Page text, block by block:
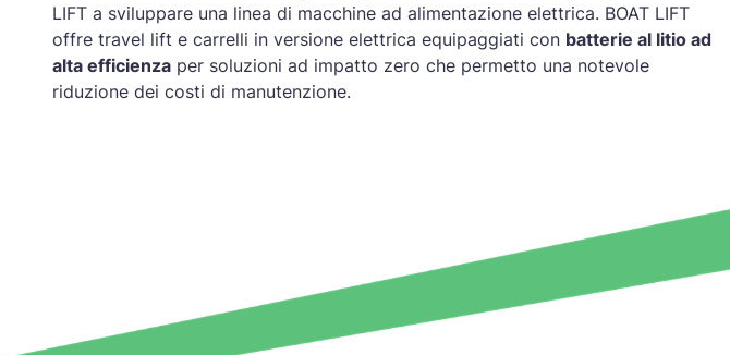
LIFT a sviluppare una linea di macchine ad alimentazione elettrica. BOAT LIFT
offre travel lift e carrelli in versione elettrica equipaggiati con batterie al litio ad
alta efficienza per soluzioni ad impatto zero che permetto una notevole
riduzione dei costi di manutenzione.